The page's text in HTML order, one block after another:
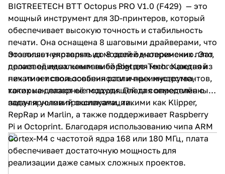
BIGTREETECH BTT Octopus PRO V1.0 (F429) — это
мощный инструмент для 3D-принтеров, который
обеспечивает высокую точность и стабильность
печати. Она оснащена 8 шаговыми драйверами, что
позволяет управлять до 8 осей одновременно. Это
делает её идеальным выбором для многоцветной
печати и использования различных инструментов,
таких как лазерные модули. Плата совместима с
популярными прошивками, такими как Klipper,
RepRap и Marlin, а также поддерживает Raspberry
Pi и Octoprint. Благодаря использованию чипа ARM
Cortex-M4 с частотой ядра 168 или 180 МГц, плата
обеспечивает достаточную мощность для
реализации даже самых сложных проектов.
Это лишь некоторые из моделей материнских плат,
производимых компанией Bigtree-Tech. Каждая из
них имеет свои особенности и преимущества,
которые делают её подходящей для определённых
задач и условий эксплуатации.